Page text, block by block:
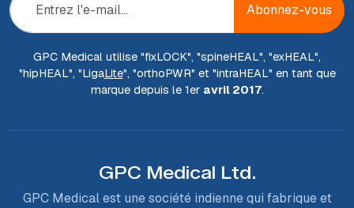
Abonnez-vous
GPC Medical utilise "fixLOCK", "spineHEAL", "exHEAL",
"hipHEAL", "LigaLite", "orthoPWR" et "intraHEAL" en tant que
marque depuis le 1er avril 2017.
GPC Medical Ltd.
GPC Medical est une société indienne qui fabrique et